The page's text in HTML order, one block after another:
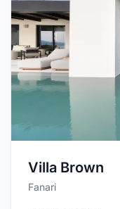
Villa Brown
Fanari